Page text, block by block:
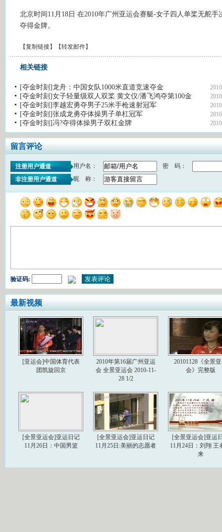
北京时间11月18日 在2010年广州亚运会赛艇-女子四人单桨无舵手
夺得金牌。
【复制链接】【转发邮件】
相关链接
[夺金时刻]龙舟：中国女队1000米直道竞速夺金
[夺金时刻]女子轻量级双人双桨 黄文仪/潘飞鸿夺第100金
[夺金时刻]李越宏勇夺男子25米手枪速射冠军
[夺金时刻]张成龙勇夺体操男子单杠冠军
[夺金时刻]冯?夺得体操男子双杠金牌
留言评论
注册用户通道 用户名：
密 码：
非注册用户通道
昵 称：
验证码:
最新视频
[亚运会]中国体育代表
团凯旋回京
2010年第16届广州亚运
会 全景亚运会 2010-11-
28 1/2
20101128《全景
会》完整版
[全景亚运会]亚运日记
11月26日：中国男篮
[全景亚运会]亚运日记
11月25日:美丽的志愿者
[全景亚运会]亚运
11月24日：刘翔 王
来